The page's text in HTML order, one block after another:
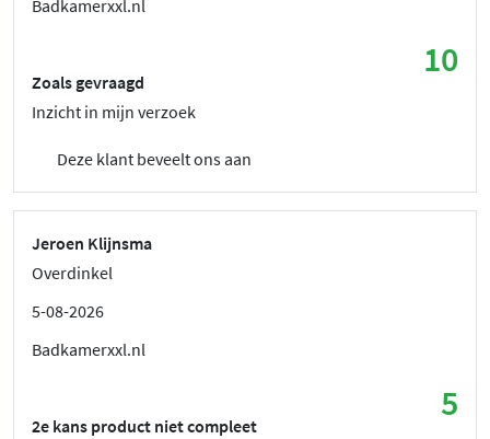
Badkamerxxl.nl
10
Zoals gevraagd
Inzicht in mijn verzoek
Deze klant beveelt ons aan
Jeroen Klijnsma
Overdinkel
5-08-2026
Badkamerxxl.nl
5
2e kans product niet compleet